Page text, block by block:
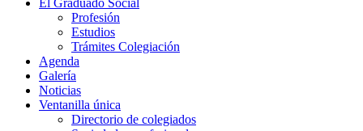
El Graduado Social
Profesión
Estudios
Trámites Colegiación
Agenda
Galería
Noticias
Ventanilla única
Directorio de colegiados